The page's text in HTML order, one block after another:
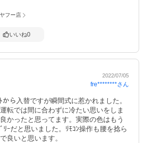
フー店
いいね0
2022/07/05
fre********さん
から入替ですが瞬間式に惹かれました。
転では間に合わずに冷たい思いをしま
かったと思ってます。実際の色はもう
ﾘｰだと思いました。ﾘﾓｺﾝ操作も腰を捻ら
良いと思います。